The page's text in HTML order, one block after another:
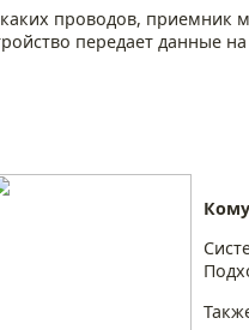
проводов, приемник
передает данные